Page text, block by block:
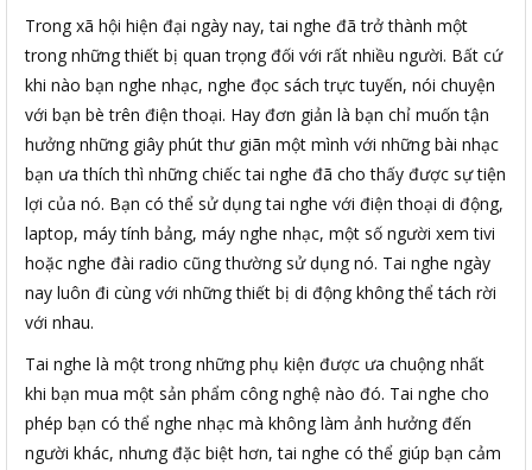
Trong xã hội hiện đại ngày nay, tai nghe đã trở thành một
trong những thiết bị quan trọng đối với rất nhiều người. Bất cứ
khi nào bạn nghe nhạc, nghe đọc sách trực tuyến, nói chuyện
với bạn bè trên điện thoại. Hay đơn giản là bạn chỉ muốn tận
hưởng những giây phút thư giãn một mình với những bài nhạc
bạn ưa thích thì những chiếc tai nghe đã cho thấy được sự tiện
lợi của nó. Bạn có thể sử dụng tai nghe với điện thoại di động,
laptop, máy tính bảng, máy nghe nhạc, một số người xem tivi
hoặc nghe đài radio cũng thường sử dụng nó. Tai nghe ngày
nay luôn đi cùng với những thiết bị di động không thể tách rời
với nhau.
Tai nghe là một trong những phụ kiện được ưa chuộng nhất
khi bạn mua một sản phẩm công nghệ nào đó. Tai nghe cho
phép bạn có thể nghe nhạc mà không làm ảnh hưởng đến
người khác, nhưng đặc biệt hơn, tai nghe có thể giúp bạn cảm